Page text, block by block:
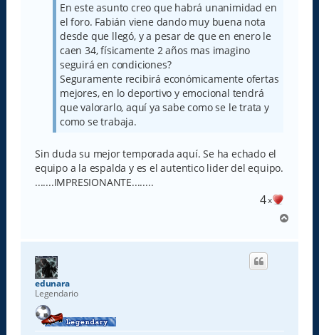
En este asunto creo que habrá unanimidad en
el foro. Fabián viene dando muy buena nota
desde que llegó, y a pesar de que en enero le
caen 34, físicamente 2 años mas imagino
seguirá en condiciones?
Seguramente recibirá económicamente ofertas
mejores, en lo deportivo y emocional tendrá
que valorarlo, aquí ya sabe como se le trata y
como se trabaja.
Sin duda su mejor temporada aquí. Se ha echado el
equipo a la espalda y es el autentico lider del equipo.
.......IMPRESIONANTE........
4x
r
edunara
Legendario